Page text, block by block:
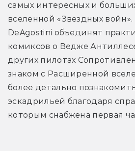
самых интересных и
вселенной «Звездных
DeAgostini объединят
комиксов о Ведже
других пилотах
знаком с Расширенной
более детально
эскадрильей благодаря
которым снабжена первая